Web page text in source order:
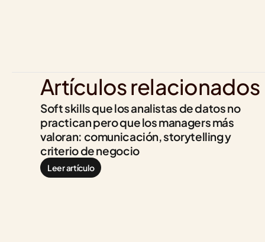
Artículos relacionados
Soft skills que los analistas de datos no
practican pero que los managers más
valoran: comunicación, storytelling y
criterio de negocio
Leer artículo